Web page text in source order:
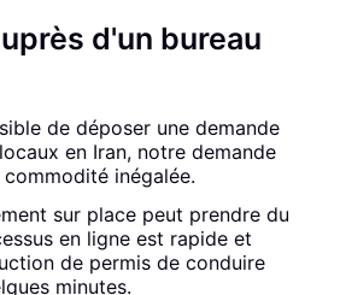
d'un bureau
de déposer une demande
en Iran, notre demande
inégalée.
sur place peut prendre du
en ligne est rapide et
de permis de conduire
minutes.